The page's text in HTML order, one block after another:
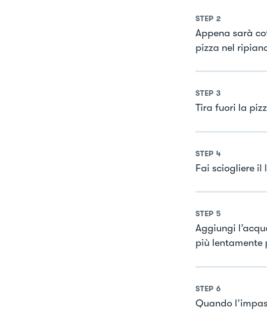
STEP 2
Appena sarà
pizza nel
STEP 3
Tira fuori la
STEP 4
Fai sciogliere il
STEP 5
Aggiungi
più lentamente
STEP 6
Quando